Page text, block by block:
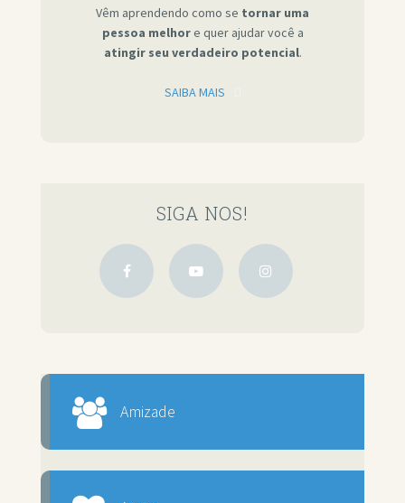
Vêm aprendendo como se tornar uma
pessoa melhore quer ajudar você a
atingir seu verdadeiro potencial.
SAIBA MAIS
SIGA NOS!
Amizade